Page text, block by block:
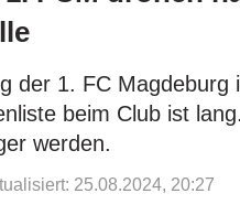
der 1. FC Magdeburg
beim Club ist
werden.
25.08.2024, 20:27